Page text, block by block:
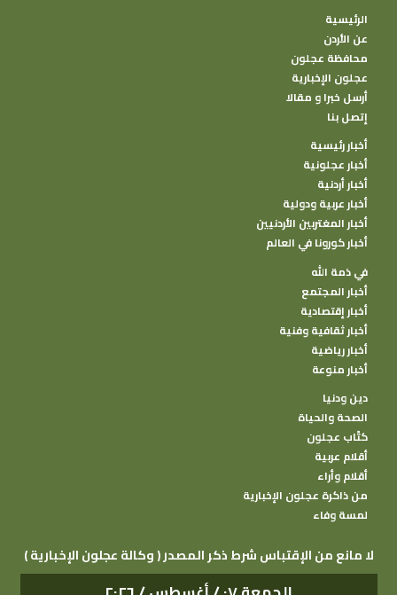
الرئيسية
عن الأردن
محافظة عجلون
عجلون الإخبارية
أرسل خبرا و مقالا
إتصل بنا
أخبار رئيسية
أخبار عجلونية
أخبار أردنية
أخبار عربية ودولية
أخبار المغتربين الأردنيين
أخبار كورونا في العالم
في ذمة الله
أخبار المجتمع
أخبار إقتصادية
أخبار ثقافية وفنية
أخبار رياضية
أخبار منوعة
دين ودنيا
الصحة والحياة
كتًاب عجلون
أقلام عربية
أقلام وأراء
من ذاكرة عجلون الإخبارية
لمسة وفاء
( وكالة عجلون الإخبارية ) لا مانع من الإقتباس شرط ذكر المصدر